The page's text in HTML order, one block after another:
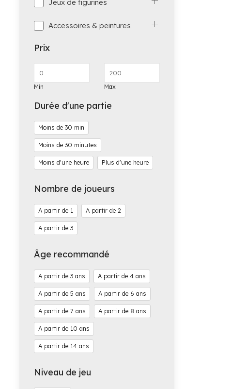
Jeux de figurines
Accessoires & peintures
Prix
Min Max
Durée d'une partie
Moins de 30 min
Moins de 30 minutes
Moins d'une heure Plus d'une heure
Nombre de joueurs
1 2
3
Âge recommandé
3 4
5 6
7 8
10
14
Niveau de jeu